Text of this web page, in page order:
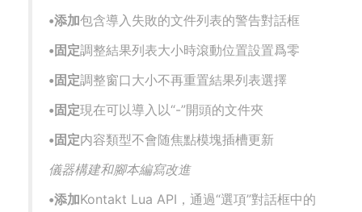
•添加包含導入失敗的文件列表的警告對話框
•固定調整結果列表大小時滾動位置設置爲零
•固定調整窗口大小不再重置結果列表選擇
•固定現在可以導入以“-”開頭的文件夾
•固定内容類型不會随焦點模塊插槽更新
儀器構建和腳本編寫改進
•添加Kontakt Lua API，通過“選項”對話框中的